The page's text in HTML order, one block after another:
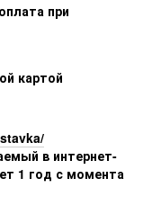
при
картой
в интернет-
1 год с момента